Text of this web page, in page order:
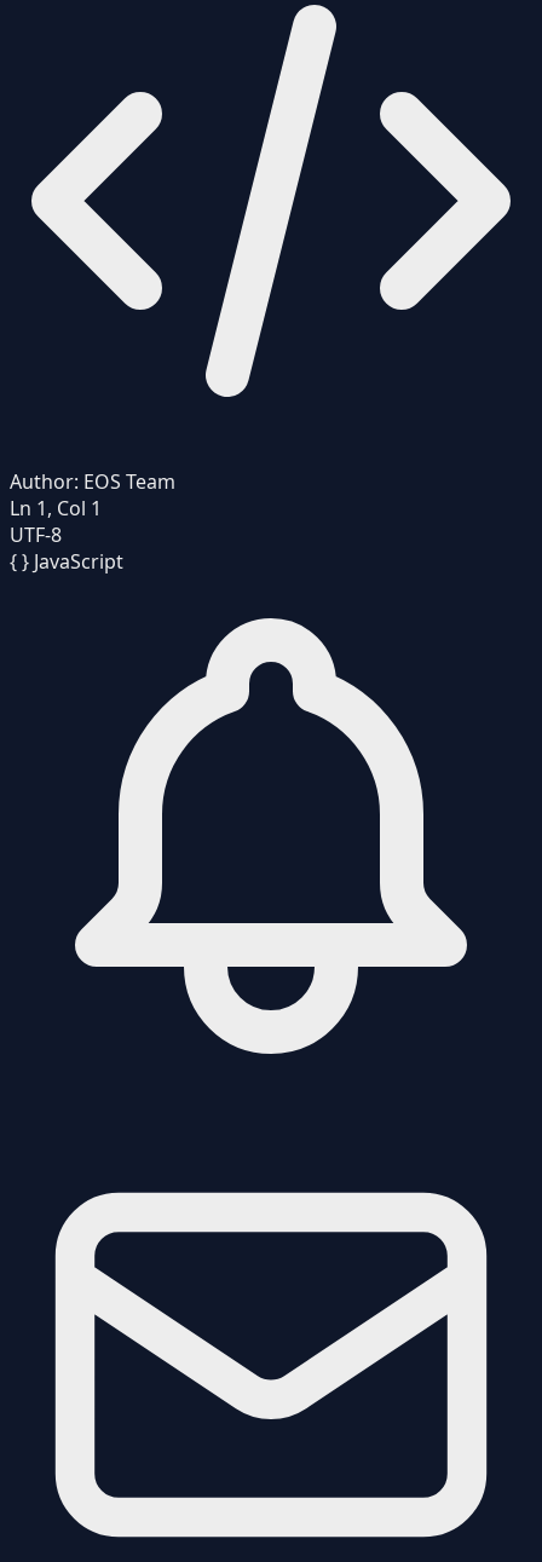
Author: EOS Team
Ln 1, Col 1
UTF-8
{ } JavaScript